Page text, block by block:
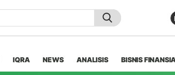
IQRA NEWS ANALISIS BISNIS